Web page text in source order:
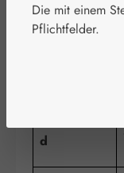
d
Die mit einem
Pflichtfelder.